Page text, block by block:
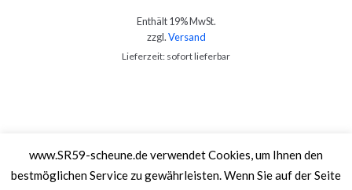
Enthält 19% MwSt.
zzgl.Versand
Lieferzeit: sofort lieferbar
ShopperWP
www.SR59-scheune.de verwendet Cookies, um Ihnen den
bestmöglichen Service zu gewährleisten. Wenn Sie auf der Seite